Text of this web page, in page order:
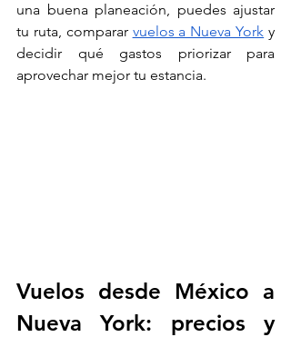
una buena planeación, puedes ajustar
tu ruta, comparar vuelos a Nueva York y
decidir qué gastos priorizar para
aprovechar mejor tu estancia.
Vuelos desde México a
Nueva York: precios y